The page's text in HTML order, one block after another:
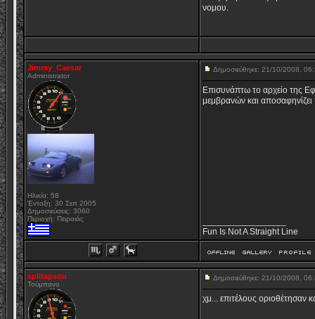
νομου.
Jimmy_Caesar
Administrator
Ηλικία: 58
Ένταξη: 30 Σεπ 2005
Δημοσιεύσεις: 3060
Περιοχή: Πειραιάς
Δημοσιεύθηκε: 21/10/2008,
Επισυνάπτω το αρχείο της
μεμβρανών και αποσαφηνίζει
Fun Is Not A Straight Line
splitapsou
Τούμπανο
Δημοσιεύθηκε: 21/10/2008,
χμ... επιτέλους οριοθέτησαν